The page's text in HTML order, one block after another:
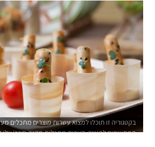
בקטגוריה זו תוכלו למצוא עשרות מוצרים מתכלים
המתאימים להגשה: קערות מתכלות מקנה סוכר/עלי